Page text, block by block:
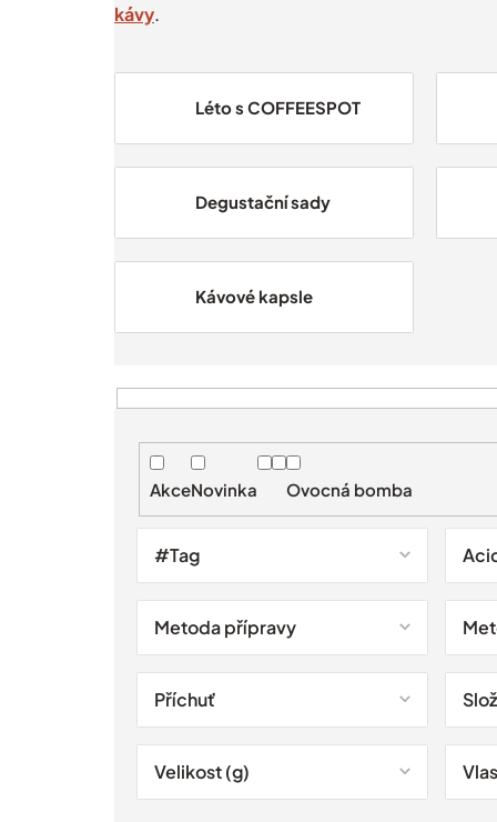
kávy.
Léto s COFFEESPOT
Degustační sady
Kávové kapsle
AkceNovinka Ovocná bomba
#Tag
Metoda přípravy
Příchuť
Velikost (g)
V